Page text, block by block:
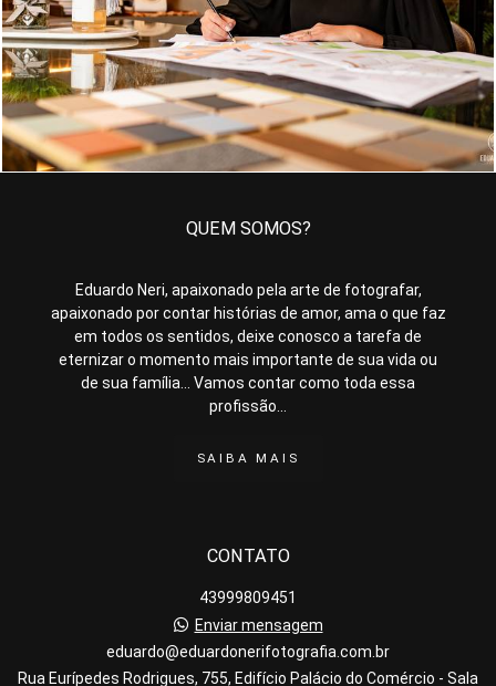
697 0
QUEM SOMOS?
Eduardo Neri, apaixonado pela arte de fotografar,
apaixonado por contar histórias de amor, ama o que faz
em todos os sentidos, deixe conosco a tarefa de
eternizar o momento mais importante de sua vida ou
de sua família... Vamos contar como toda essa
profissão...
SAIBA MAIS
CONTATO
43999809451
Enviar mensagem
eduardo@eduardonerifotografia.com.br
Rua Eurípedes Rodrigues, 755, Edifício Palácio do Comércio - Sala